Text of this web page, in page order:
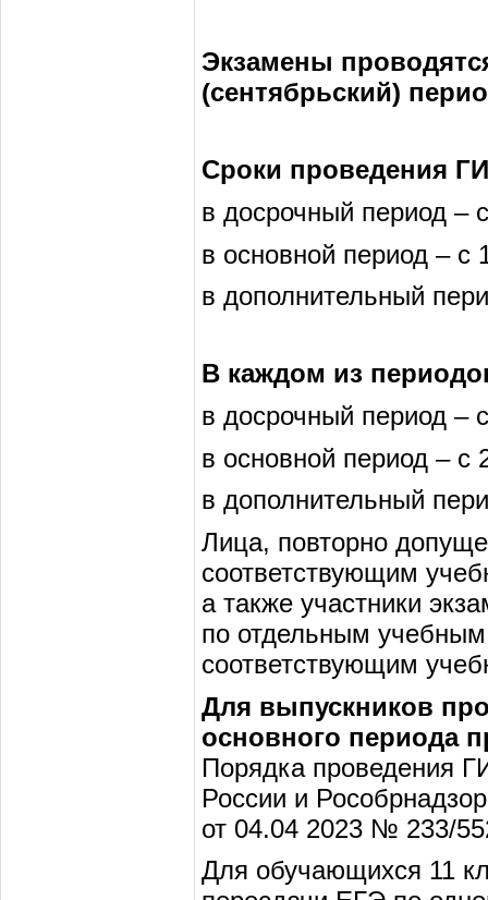
Экзамены
(сентябрьский)
Сроки проведения
в досрочный период –
в основной период – с
в дополнительный
В каждом из
в досрочный период –
в основной период – с
в дополнительный
Лица, повторно
соответствующим
а также участники
по отдельным
соответствующим
Для выпускников
основного периода
Порядка проведения
России и
от 04.04 2023 № 233/
Для обучающихся 11